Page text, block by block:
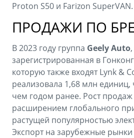
Proton S50 и Farizon SuperVAN.
ПРОДАЖИ ПО
В 2023 году группа Geely Auto,
зарегистрированная в
которую также входят Lynk &
реализовала 1,68 млн единиц,
чем годом ранее. Рост
расширением глобального
растущей популярностью
Экспорт на зарубежные